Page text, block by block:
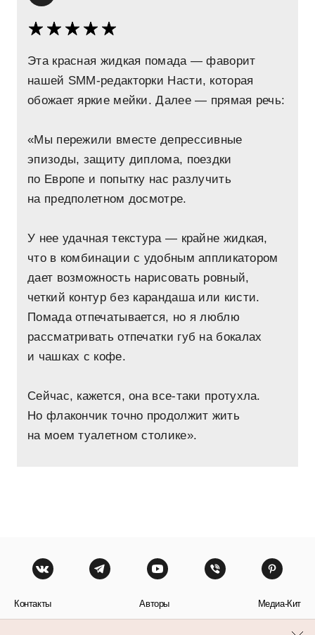
Эта красная жидкая помада — фаворит
нашей SMM-редакторки Насти, которая
обожает яркие мейки. Далее — прямая речь:
«Мы пережили вместе депрессивные
эпизоды, защиту диплома, поездки
по Европе и попытку нас разлучить
на предполетном досмотре.
У нее удачная текстура — крайне жидкая,
что в комбинации с удобным аппликатором
дает возможность нарисовать ровный,
четкий контур без карандаша или кисти.
Помада отпечатывается, но я люблю
рассматривать отпечатки губ на бокалах
и чашках с кофе.
Сейчас, кажется, она все-таки протухла.
Но флакончик точно продолжит жить
на моем туалетном столике».
Контакты Авторы Медиа-Кит